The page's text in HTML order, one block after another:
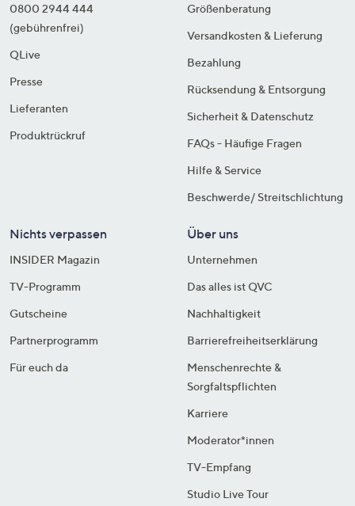
0800 2944 444
(gebührenfrei)
QLive
Presse
Lieferanten
Produktrückruf
Größenberatung
Versandkosten & Lieferung
Bezahlung
Rücksendung & Entsorgung
Sicherheit & Datenschutz
FAQs - Häufige Fragen
Hilfe & Service
Beschwerde/ Streitschlichtung
Nichts verpassen
INSIDER Magazin
TV-Programm
Gutscheine
Partnerprogramm
Für euch da
Über uns
Unternehmen
Das alles ist QVC
Nachhaltigkeit
Barrierefreiheitserklärung
Menschenrechte &
Sorgfaltspflichten
Karriere
Moderator*innen
TV-Empfang
Studio Live Tour